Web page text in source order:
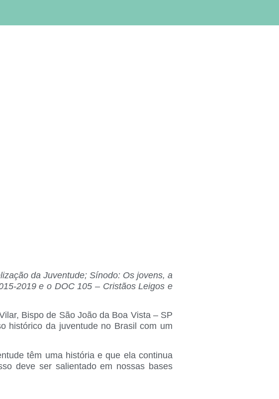
da Juventude; Sínodo: Os jovens, a
2019 e o DOC 105 – Cristãos Leigos e
Bispo de São João da Boa Vista – SP
histórico da juventude no Brasil com um
têm uma história e que ela continua
deve ser salientado em nossas bases